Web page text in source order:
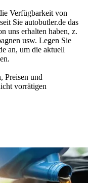
Verfügbarkeit von
Sie autobutler.de das
uns erhalten haben, z.
usw. Legen Sie
an, um die aktuell
Preisen und
vorrätigen